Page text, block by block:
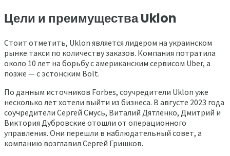
Цели и преимущества Uklon
Стоит отметить, Uklon является лидером на украинском
рынке такси по количеству заказов. Компания потратила
около 10 лет на борьбу с американским сервисом Uber, а
позже — с эстонским Bolt.
По данным источников Forbes, соучредители Uklon уже
несколько лет хотели выйти из бизнеса. В августе 2023 года
соучредители Сергей Смусь, Виталий Дятленко, Дмитрий и
Виктория Дубровские отошли от операционного
управления. Они перешли в наблюдательный совет, а
компанию возглавил Сергей Гришков.